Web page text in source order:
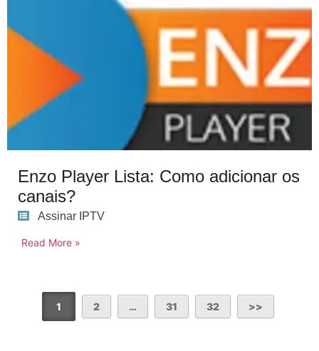
Enzo Player Lista: Como adicionar os
canais?
Assinar IPTV
Read More »
1 2 … 31 32